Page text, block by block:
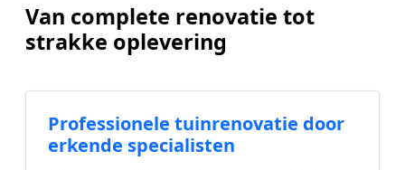
Van complete renovatie tot
strakke oplevering
Professionele tuinrenovatie door
erkende specialisten